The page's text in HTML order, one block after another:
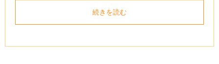
続きを読む